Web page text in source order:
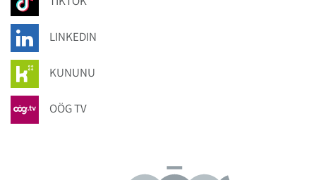
LINKEDIN
KUNUNU
OÖG TV